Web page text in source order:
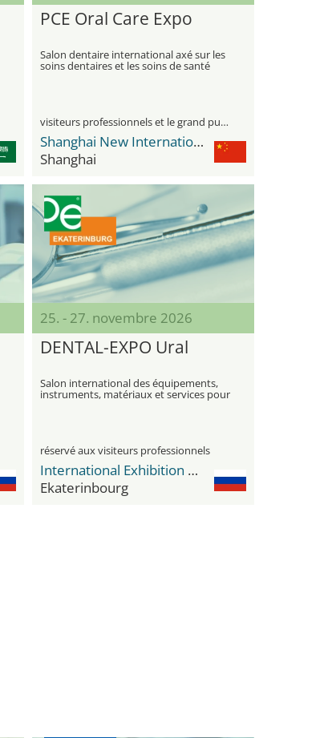
PCE Oral Care Expo
Salon dentaire international axé sur les
soins dentaires et les soins de santé
visiteurs professionnels et le grand public
Shanghai New International Expo Center - SNIEC
Shanghai
25. - 27. novembre 2026
DENTAL-EXPO Ural
Salon international des équipements,
instruments, matériaux et services pour
réservé aux visiteurs professionnels
International Exhibition Center Ekaterinburg Expo
Ekaterinbourg